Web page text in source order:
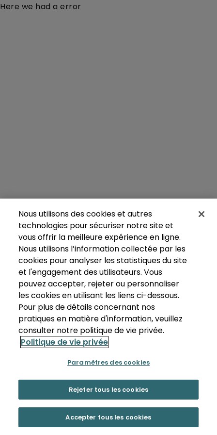
Here we had a error
Nous utilisons des cookies et autres
technologies pour sécuriser notre site et
vous offrir la meilleure expérience en ligne.
Nous utilisons l’information collectée par les
cookies pour analyser les statistiques du site
et l'engagement des utilisateurs. Vous
pouvez accepter, rejeter ou personnaliser
les cookies en utilisant les liens ci-dessous.
Pour plus de détails concernant nos
pratiques en matière d'information, veuillez
consulter notre politique de vie privée.
Politique de vie privée
Paramètres des cookies
Rejeter tous les cookies
Accepter tous les cookies